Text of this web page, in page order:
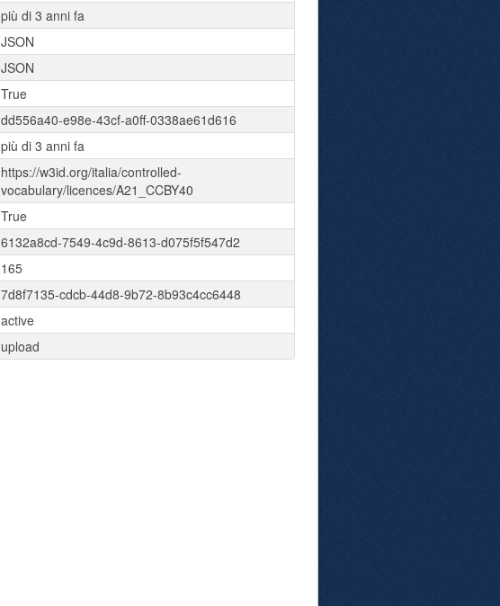
più di 3 anni fa
JSON
JSON
True
dd556a40-e98e-43cf-a0ff-0338ae61d616
più di 3 anni fa
https://w3id.org/italia/controlled-
vocabulary/licences/A21_CCBY40
True
6132a8cd-7549-4c9d-8613-d075f5f547d2
165
7d8f7135-cdcb-44d8-9b72-8b93c4cc6448
active
upload